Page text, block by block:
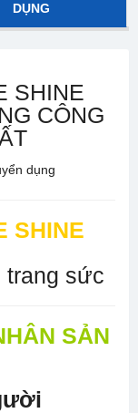
DỤNG
SHINE
CÔNG
dụng
SHINE
trang sức
SẢN